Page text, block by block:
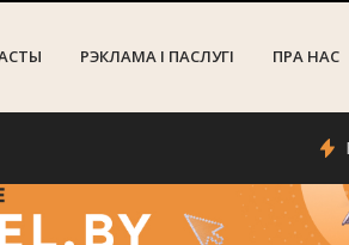
РЭКЛАМА I ПАСЛУГI ПРА НАС